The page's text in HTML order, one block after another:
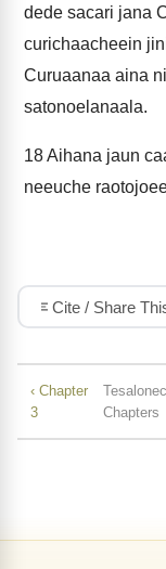
dede sacari jana
curichaacheein
Curuaanaa aina
satonoelanaala.
18Aihana jaun
neeuche
Cite / Share
‹ Chapter
3
Chapters